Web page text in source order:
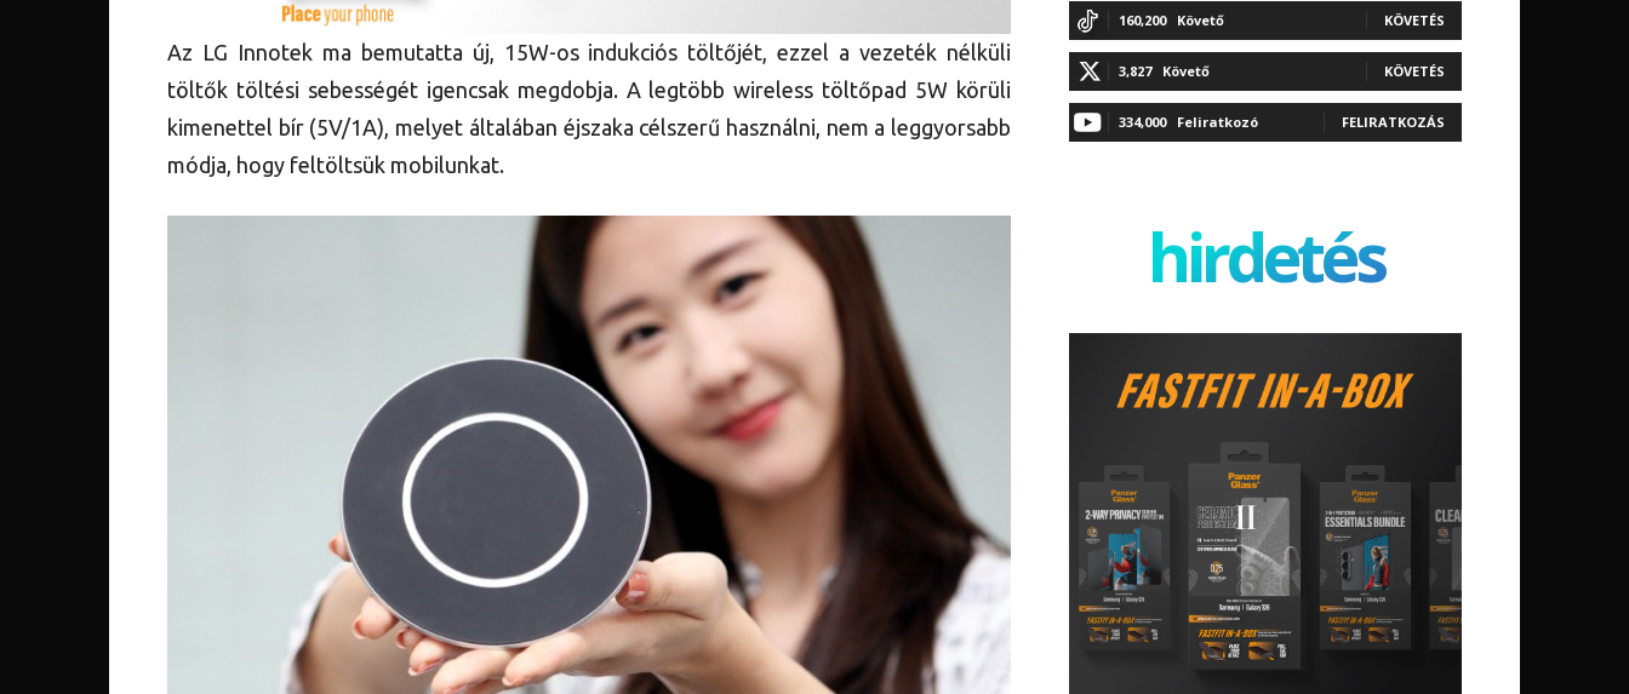
Az LG Innotek ma bemutatta új, 15W-os indukciós töltőjét, ezzel a vezeték nélküli
töltők töltési sebességét igencsak megdobja. A legtöbb wireless töltőpad 5W körüli
kimenettel bír (5V/1A), melyet általában éjszaka célszerű használni, nem a leggyorsabb
módja, hogy feltöltsük mobilunkat.
160,200 Követő KÖVETÉS
3,827 Követő KÖVETÉS
334,000 Feliratkozó FELIRATKOZÁS
hirdetés